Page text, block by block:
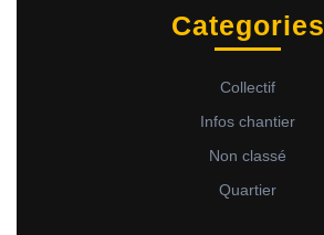
Categories
Collectif
Infos chantier
Non classé
Quartier